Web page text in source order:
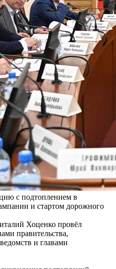
с подтоплением в
и стартом дорожного
Хоценко провёл
правительства,
и главами